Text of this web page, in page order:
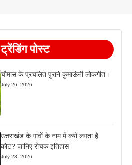
ट्रेंडिंग पोस्ट
चौमास के प्रचलित पुराने कुमाऊंनी लोकगीत।
July 26, 2026
उत्तराखंड के गांवों के नाम में क्यों लगता है
कोट? जानिए रोचक इतिहास
July 23, 2026